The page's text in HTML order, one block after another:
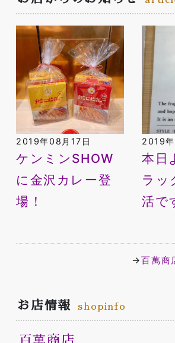
2019年08月17日
ケンミンSHOW
に金沢カレー登
場！
2019
本日
ラッ
活で
→百萬商
お店情報 shopinfo
百萬商店